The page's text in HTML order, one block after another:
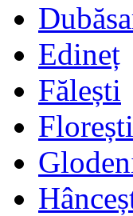
Edineț
Fălești
Florești